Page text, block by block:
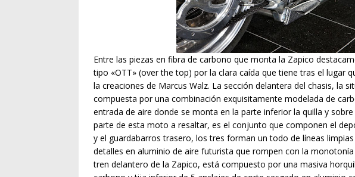
Entre las piezas en fibra de carbono que monta la Zapico
tipo «OTT» (over the top) por la clara caída que tiene tras el lugar
la creaciones de Marcus Walz. La sección delantera del chasis, la
compuesta por una combinación exquisitamente modelada de
entrada de aire donde se monta en la parte inferior la quilla y
parte de esta moto a resaltar, es el conjunto que componen el
y el guardabarros trasero, los tres forman un todo de líneas
detalles en aluminio de aire futurista que rompen con la
tren delantero de la Zapico, está compuesto por una masiva